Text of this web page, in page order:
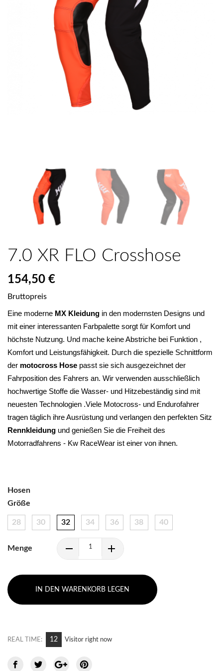
7.0 XR FLO Crosshose
154,50 €
Bruttopreis
Eine moderne MX Kleidung in den modernsten Designs und
mit einer interessanten Farbpalette sorgt für Komfort und
höchste Nutzung. Und mache keine Abstriche bei Funktion ,
Komfort und Leistungsfähigkeit. Durch die spezielle Schnittform
der motocross Hose passt sie sich ausgezeichnet der
Fahrposition des Fahrers an. Wir verwenden ausschließlich
hochwertige Stoffe die Wasser- und Hitzebeständig sind mit
neuesten Technologien .Viele Motocross- und Endurofahrer
Rennkleidung und genießen Sie die Freiheit des
Motorradfahrens - Kw RaceWear ist einer von ihnen.
Hosen
Größe
28 30 32 34 36 38 40
Menge
IN DEN WARENKORB LEGEN
REAL TIME: 12 Visitor right now